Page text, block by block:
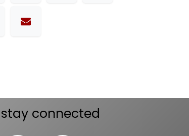
stay connected